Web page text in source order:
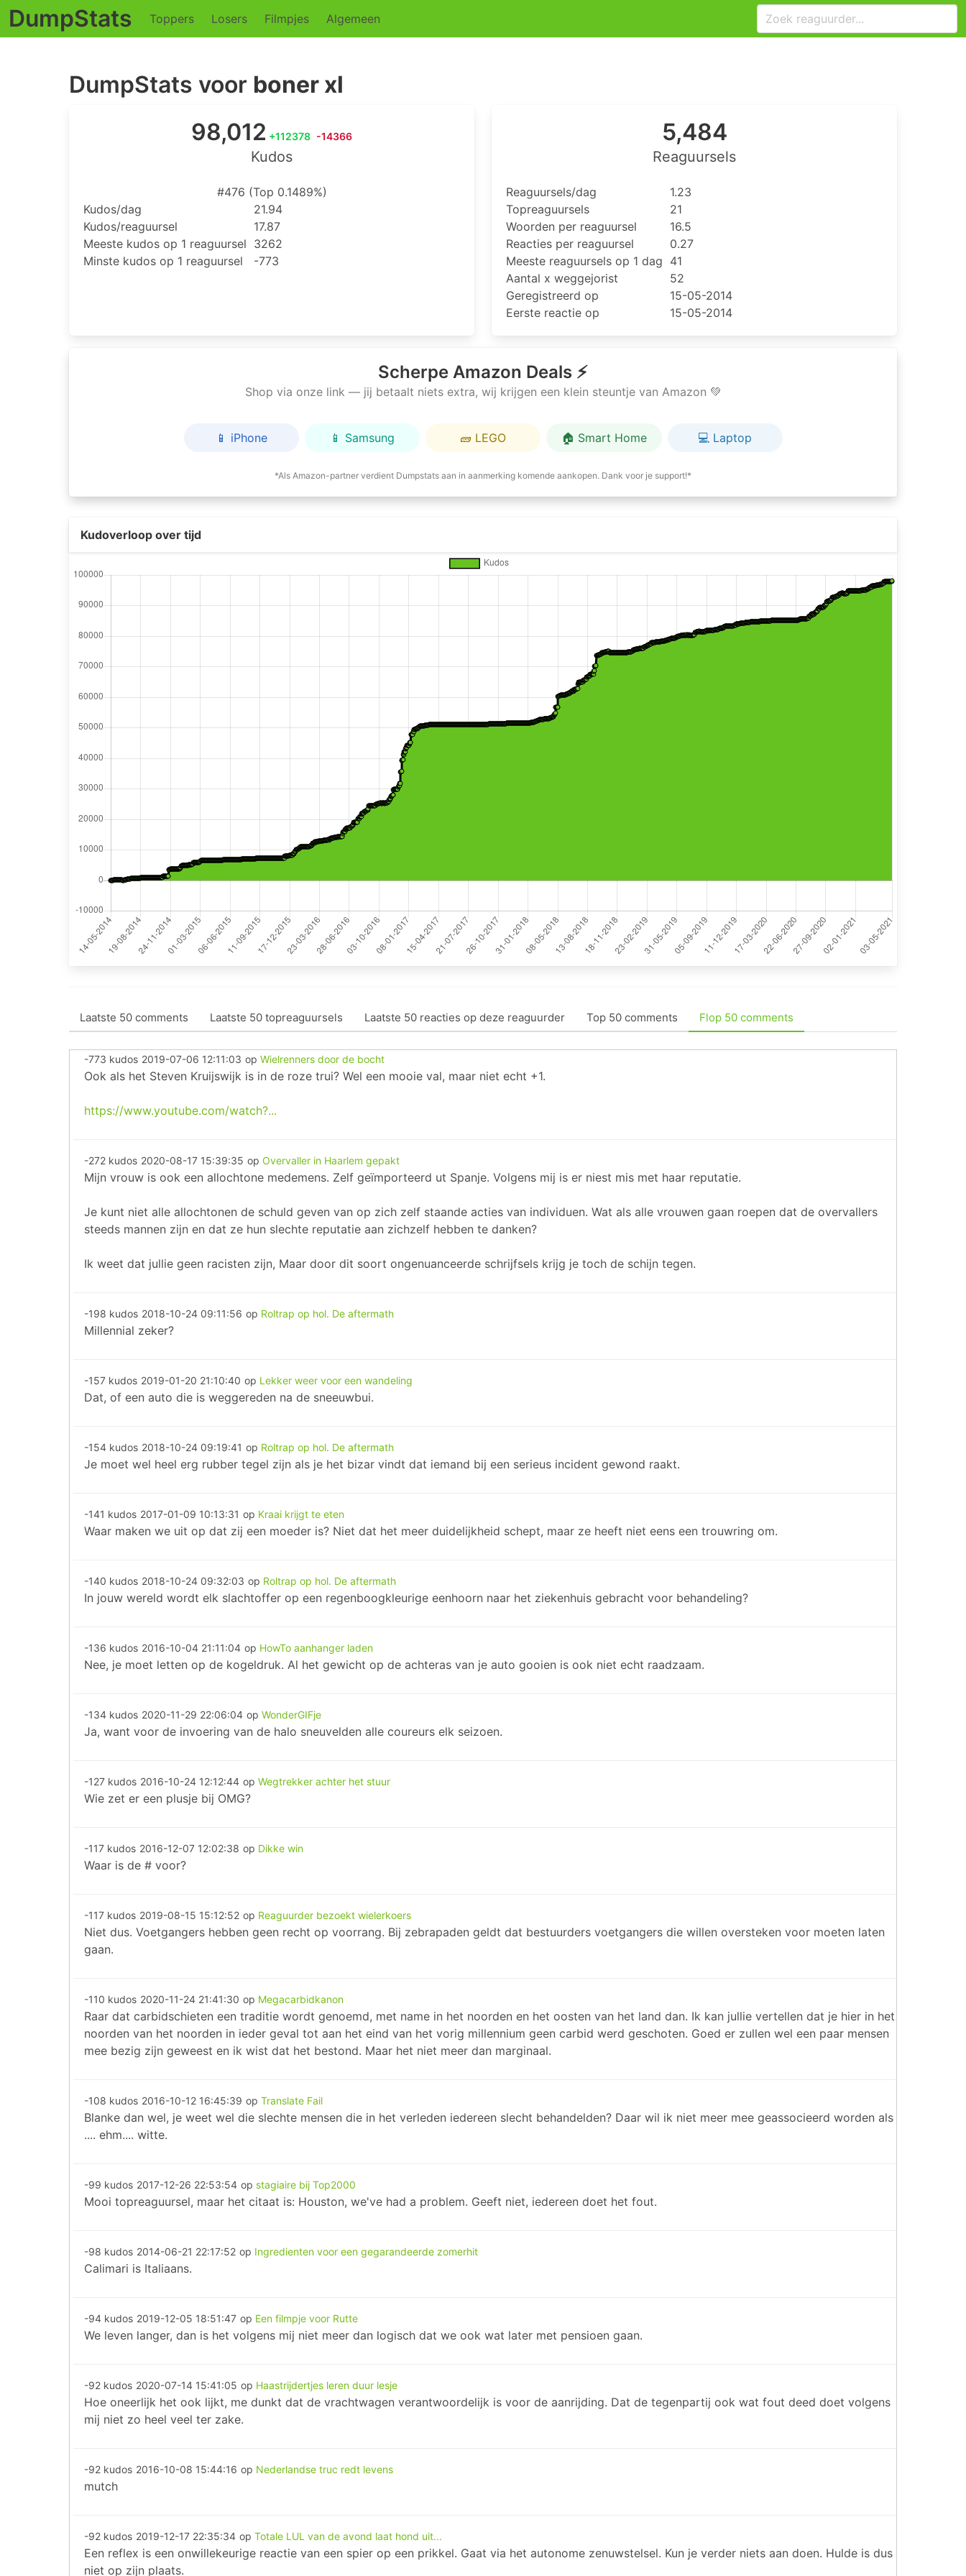
DumpStats Toppers Losers Filmpjes Algemeen
DumpStats voor boner xl
98,012 +112378 -14366
Kudos
#476 (Top 0.1489%)
Kudos/dag
21.94
Kudos/reaguursel
17.87
Meeste kudos op 1 reaguursel 3262
Minste kudos op 1 reaguursel
-773
5,484
Reaguursels
Reaguursels/dag
1.23
Topreaguursels
21
Woorden per reaguursel
16.5
Reacties per reaguursel
0.27
Meeste reaguursels op 1 dag 41
Aantal x weggejorist
52
Geregistreerd op
15-05-2014
Eerste reactie op
15-05-2014
Scherpe Amazon Deals ⚡
Shop via onze link — jij betaalt niets extra, wij krijgen een klein steuntje van Amazon 💚
📱 iPhone 📱 Samsung 🧱 LEGO 🏠 Smart Home 💻 Laptop
*Als Amazon-partner verdient Dumpstats aan in aanmerking komende aankopen. Dank voor je support!*
Kudoverloop over tijd
Laatste 50 comments Laatste 50 topreaguursels Laatste 50 reacties op deze reaguurder Top 50 comments Flop 50 comments
-773 kudos 2019-07-06 12:11:03 op Wielrenners door de bocht
Ook als het Steven Kruijswijk is in de roze trui? Wel een mooie val, maar niet echt +1.
https://www.youtube.com/watch?...
-272 kudos 2020-08-17 15:39:35 op Overvaller in Haarlem gepakt
Mijn vrouw is ook een allochtone medemens. Zelf geïmporteerd ut Spanje. Volgens mij is er niest mis met haar reputatie.
Je kunt niet alle allochtonen de schuld geven van op zich zelf staande acties van individuen. Wat als alle vrouwen gaan roepen dat de overvallers
steeds mannen zijn en dat ze hun slechte reputatie aan zichzelf hebben te danken?
Ik weet dat jullie geen racisten zijn, Maar door dit soort ongenuanceerde schrijfsels krijg je toch de schijn tegen.
-198 kudos 2018-10-24 09:11:56 op Roltrap op hol. De aftermath
Millennial zeker?
-157 kudos 2019-01-20 21:10:40 op Lekker weer voor een wandeling
Dat, of een auto die is weggereden na de sneeuwbui.
-154 kudos 2018-10-24 09:19:41 op Roltrap op hol. De aftermath
Je moet wel heel erg rubber tegel zijn als je het bizar vindt dat iemand bij een serieus incident gewond raakt.
-141 kudos 2017-01-09 10:13:31 op Kraai krijgt te eten
Waar maken we uit op dat zij een moeder is? Niet dat het meer duidelijkheid schept, maar ze heeft niet eens een trouwring om.
-140 kudos 2018-10-24 09:32:03 op Roltrap op hol. De aftermath
In jouw wereld wordt elk slachtoffer op een regenboogkleurige eenhoorn naar het ziekenhuis gebracht voor behandeling?
-136 kudos 2016-10-04 21:11:04 op HowTo aanhanger laden
Nee, je moet letten op de kogeldruk. Al het gewicht op de achteras van je auto gooien is ook niet echt raadzaam.
-134 kudos 2020-11-29 22:06:04 op WonderGIFje
Ja, want voor de invoering van de halo sneuvelden alle coureurs elk seizoen.
-127 kudos 2016-10-24 12:12:44 op Wegtrekker achter het stuur
Wie zet er een plusje bij OMG?
-117 kudos 2016-12-07 12:02:38 op Dikke win
Waar is de # voor?
-117 kudos 2019-08-15 15:12:52 op Reaguurder bezoekt wielerkoers
Niet dus. Voetgangers hebben geen recht op voorrang. Bij zebrapaden geldt dat bestuurders voetgangers die willen oversteken voor moeten laten
gaan.
-110 kudos 2020-11-24 21:41:30 op Megacarbidkanon
Raar dat carbidschieten een traditie wordt genoemd, met name in het noorden en het oosten van het land dan. Ik kan jullie vertellen dat je hier in het
noorden van het noorden in ieder geval tot aan het eind van het vorig millennium geen carbid werd geschoten. Goed er zullen wel een paar mensen
mee bezig zijn geweest en ik wist dat het bestond. Maar het niet meer dan marginaal.
-108 kudos 2016-10-12 16:45:39 op Translate Fail
Blanke dan wel, je weet wel die slechte mensen die in het verleden iedereen slecht behandelden? Daar wil ik niet meer mee geassocieerd worden als
.... ehm.... witte.
-99 kudos 2017-12-26 22:53:54 op stagiaire bij Top2000
Mooi topreaguursel, maar het citaat is: Houston, we've had a problem. Geeft niet, iedereen doet het fout.
-98 kudos 2014-06-21 22:17:52 op Ingredienten voor een gegarandeerde zomerhit
Calimari is Italiaans.
-94 kudos 2019-12-05 18:51:47 op Een filmpje voor Rutte
We leven langer, dan is het volgens mij niet meer dan logisch dat we ook wat later met pensioen gaan.
-92 kudos 2020-07-14 15:41:05 op Haastrijdertjes leren duur lesje
Hoe oneerlijk het ook lijkt, me dunkt dat de vrachtwagen verantwoordelijk is voor de aanrijding. Dat de tegenpartij ook wat fout deed doet volgens
mij niet zo heel veel ter zake.
-92 kudos 2016-10-08 15:44:16 op Nederlandse truc redt levens
mutch
-92 kudos 2019-12-17 22:35:34 op Totale LUL van de avond laat hond uit...
Een reflex is een onwillekeurige reactie van een spier op een prikkel. Gaat via het autonome zenuwstelsel. Kun je verder niets aan doen. Hulde is dus
niet op zijn plaats.